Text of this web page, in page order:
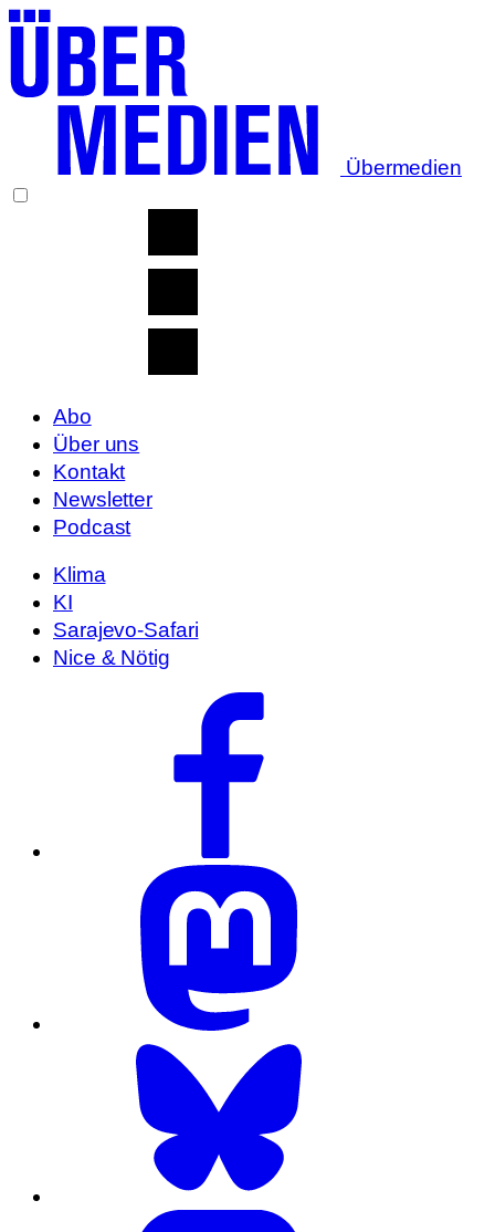
Übermedien
Abo
Über uns
Kontakt
Newsletter
Podcast
Klima
KI
Sarajevo-Safari
Nice & Nötig